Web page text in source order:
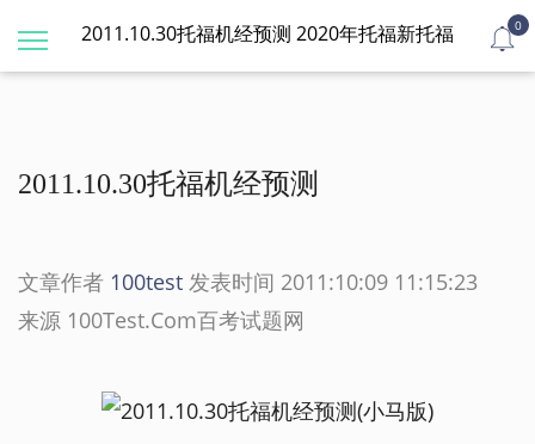
2011.10.30托福机经预测 2020年托福新托福 0
2011.10.30托福机经预测
文章作者 100test 发表时间 2011:10:09 11:15:23
来源 100Test.Com百考试题网